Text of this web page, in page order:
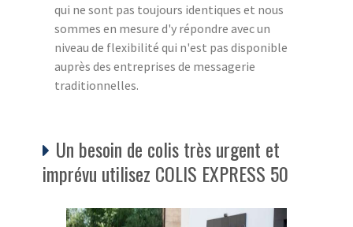
qui ne sont pas toujours identiques et nous
sommes en mesure d'y répondre avec un
niveau de flexibilité qui n'est pas disponible
auprès des entreprises de messagerie
traditionnelles.
Un besoin de colis très urgent et
imprévu utilisez COLIS EXPRESS 50